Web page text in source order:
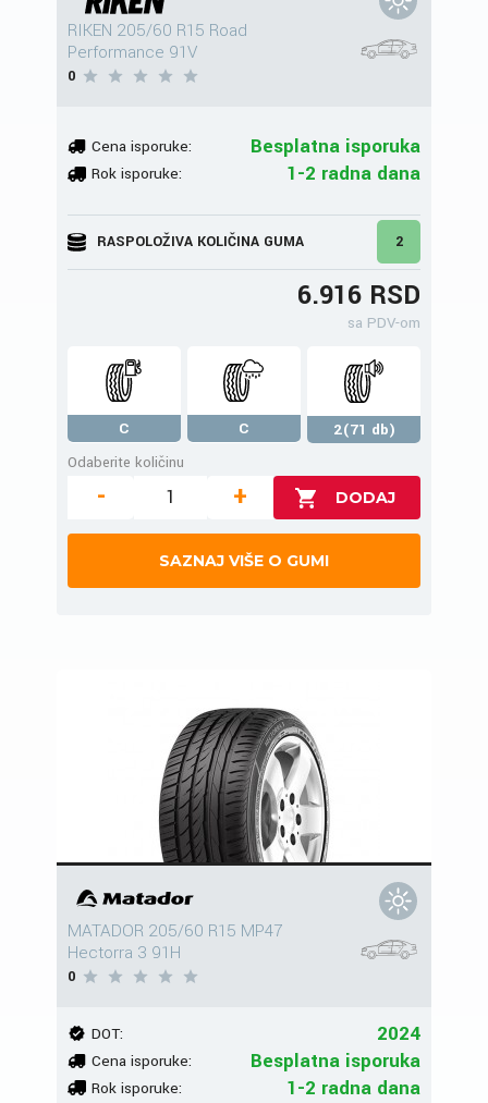
RIKEN 205/60 R15 Road
Performance 91V
0
Cena isporuke: Besplatna isporuka
Rok isporuke: 1-2 radna dana
RASPOLOŽIVA KOLIČINA GUMA 2
6.916 RSD
sa PDV-om
C C
2(71 db)
Odaberite količinu
- +
SAZNAJ VIŠE O GUMI
MATADOR 205/60 R15 MP47
Hectorra 3 91H
0
DOT: 2024
Cena isporuke: Besplatna isporuka
Rok isporuke: 1-2 radna dana